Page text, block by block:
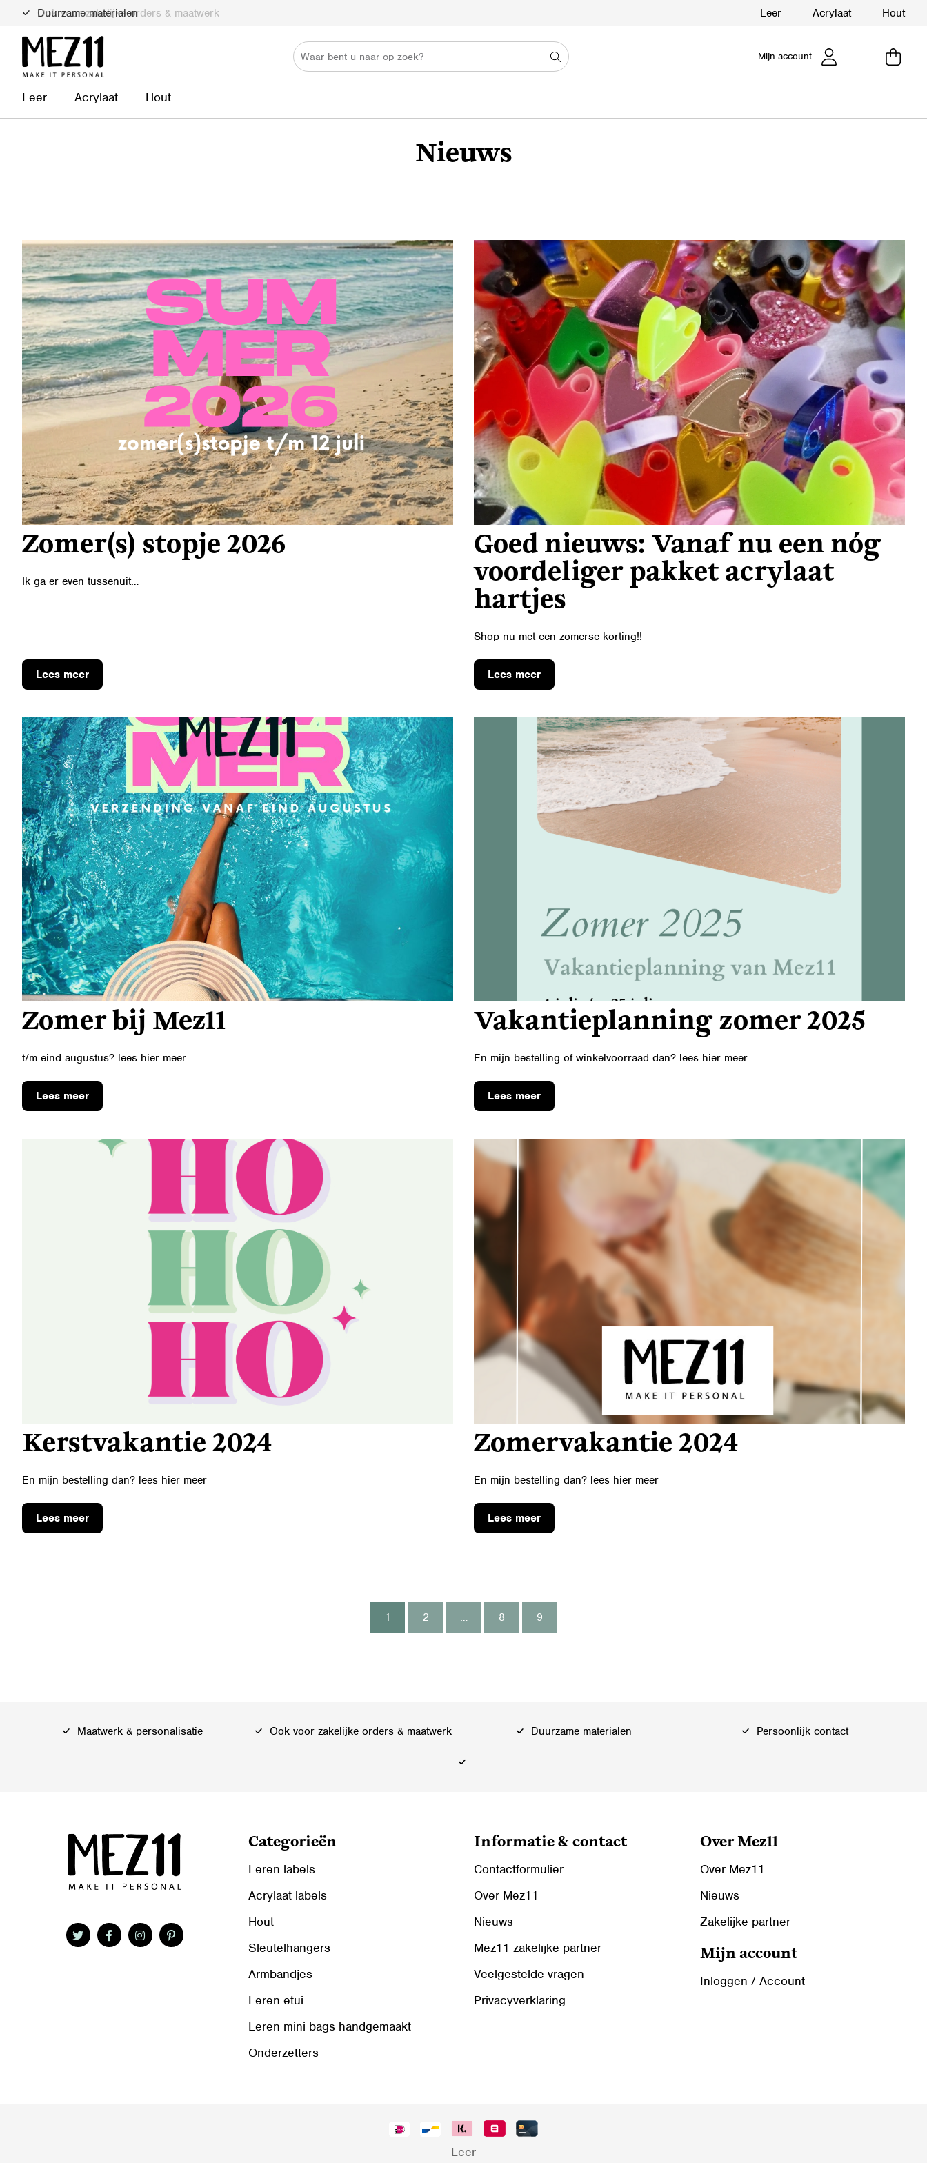
Duurzame materialen Leer Acrylaat Hout
Mijn account
Leer Acrylaat Hout
Nieuws
Zomer(s) stopje 2026
Ik ga er even tussenuit…
Lees meer
Goed nieuws: Vanaf nu een nóg
voordeliger pakket acrylaat
hartjes
Shop nu met een zomerse korting!!
Lees meer
Zomer bij Mez11
t/m eind augustus? lees hier meer
Lees meer
Vakantieplanning zomer 2025
En mijn bestelling of winkelvoorraad dan? lees hier meer
Lees meer
Kerstvakantie 2024
En mijn bestelling dan? lees hier meer
Lees meer
Zomervakantie 2024
En mijn bestelling dan? lees hier meer
Lees meer
1 2 … 8 9
Maatwerk & personalisatie Ook voor zakelijke orders & maatwerk Duurzame materialen Persoonlijk contact
Categorieën
Leren labels
Acrylaat labels
Hout
Sleutelhangers
Armbandjes
Leren etui
Leren mini bags handgemaakt
Onderzetters
Informatie & contact
Contactformulier
Over Mez11
Nieuws
Mez11 zakelijke partner
Veelgestelde vragen
Privacyverklaring
Over Mez11
Over Mez11
Nieuws
Zakelijke partner
Mijn account
Inloggen / Account
Leer